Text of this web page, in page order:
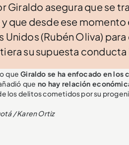
Giraldo asegura que se
que desde ese
Unidos (Rubén Oliva)
su supuesta conducta
queGiraldo se ha enfocado en los
queno hay relación
los delitos cometidos por su
/ Karen Ortiz